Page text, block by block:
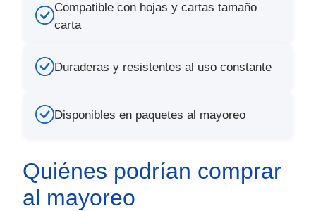
Compatible con hojas y cartas tamaño
carta
Duraderas y resistentes al uso constante
Disponibles en paquetes al mayoreo
Quiénes podrían comprar
al mayoreo